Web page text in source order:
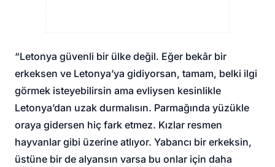
“Letonya güvenli bir ülke değil. Eğer bekâr bir
erkeksen ve Letonya’ya gidiyorsan, tamam, belki ilgi
görmek isteyebilirsin ama evliysen kesinlikle
Letonya’dan uzak durmalısın. Parmağında yüzükle
oraya gidersen hiç fark etmez. Kızlar resmen
hayvanlar gibi üzerine atlıyor. Yabancı bir erkeksin,
üstüne bir de alyansın varsa bu onlar için daha